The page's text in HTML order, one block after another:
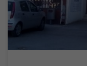
диспечерска служба